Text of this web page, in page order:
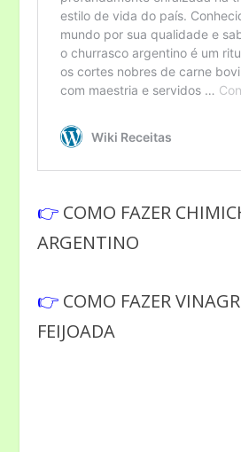
👉 COMO FAZER
ARGENTINO
👉 COMO FAZER
FEIJOADA